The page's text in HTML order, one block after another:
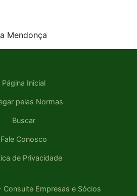
Mendonça
Página Inicial
pelas Normas
Buscar
Fale Conosco
de Privacidade
Consulte Empresas e Sócios